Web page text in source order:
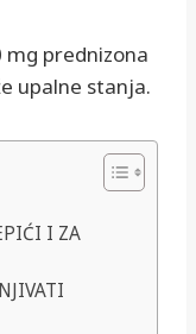
mg prednizona
upalne stanja.
I ZA